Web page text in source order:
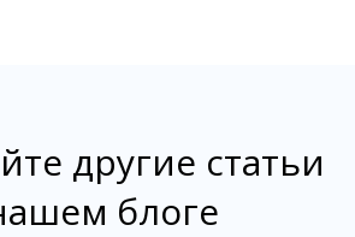
другие статьи
блоге